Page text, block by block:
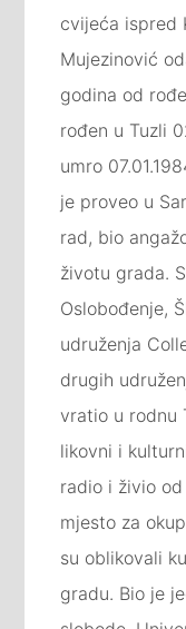
cvijeća ispred
Mujezinović
godina od
rođen u Tuzli
umro
je proveo u
rad, bio
životu grada.
Oslobođenje,
udruženja
drugih
vratio u rodnu
likovni i
radio i živio
mjesto za
su oblikovali
gradu. Bio je